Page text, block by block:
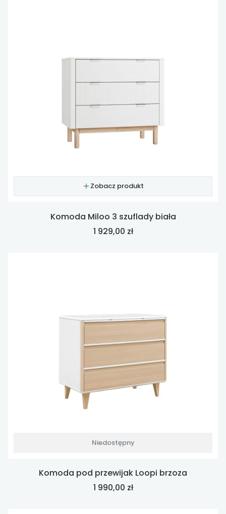
Zobacz produkt
Komoda Miloo 3 szuflady biała
Cena
1 929,00 zł
Niedostępny
Komoda pod przewijak Loopi brzoza
Cena
1 990,00 zł